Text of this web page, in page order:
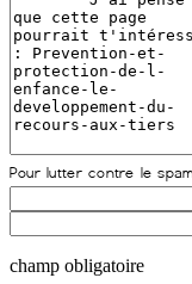
champ obligatoire